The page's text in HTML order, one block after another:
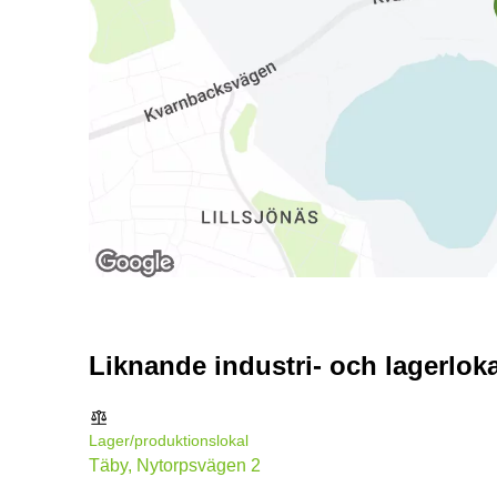
Liknande industri- och
Lager/produktionslokal
Täby, Nytorpsvägen 2